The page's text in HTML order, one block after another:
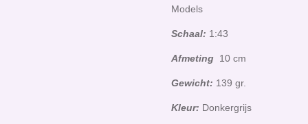
Models
Schaal: 1:43
Afmeting 10 cm
Gewicht: 139 gr.
Kleur: Donkergrijs